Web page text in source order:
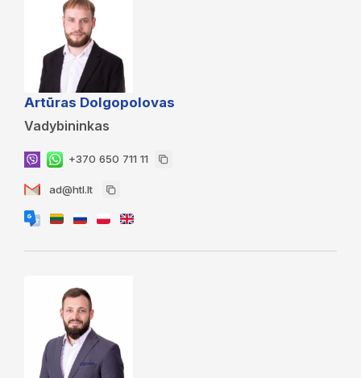
Artūras Dolgopolovas
Vadybininkas
+370 650 711 11
ad@htl.lt